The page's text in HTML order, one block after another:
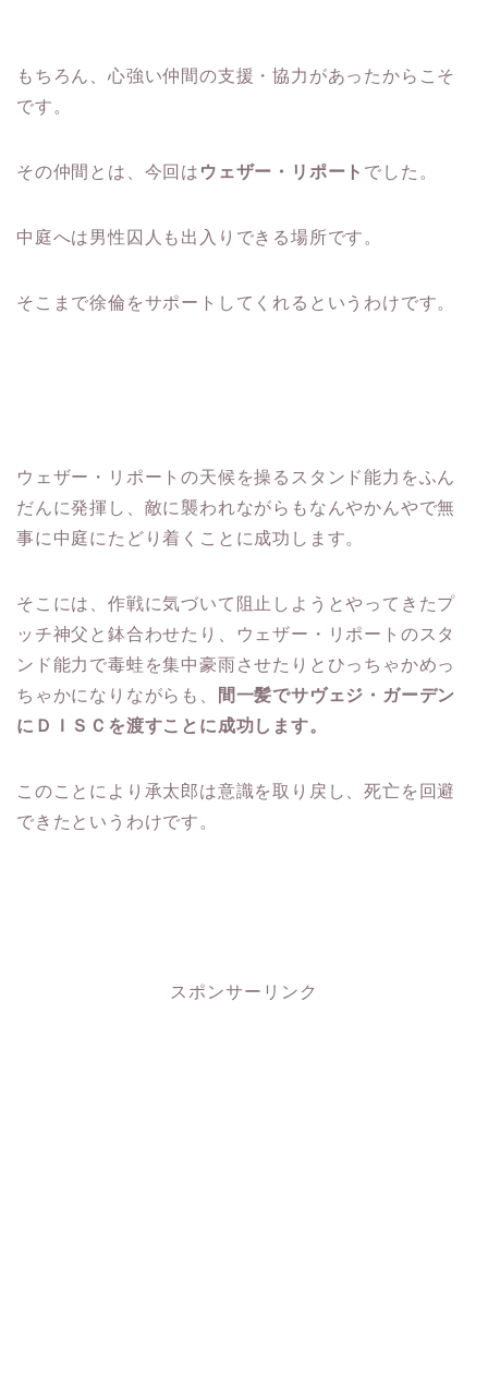
もちろん、心強い仲間の支援・協力があったからこそ
です。
その仲間とは、今回は ウェザー・リポート でした。
中庭へは男性囚人も出入りできる場所です。
そこまで徐倫をサポートしてくれるというわけです。
ウェザー・リポートの天候を操るスタンド能力をふん
だんに発揮し、敵に襲われながらもなんやかんやで無
事に中庭にたどり着くことに成功します。
そこには、作戦に気づいて阻止しようとやってきたプ
ッチ神父と鉢合わせたり、ウェザー・リポートのスタ
ンド能力で毒蛙を集中豪雨させたりとひっちゃかめっ
ちゃかになりながらも、
間一髪でサヴェジ・ガーデン
にＤＩＳＣを渡すことに成功します。
このことにより承太郎は意識を取り戻し、死亡を回避
できたというわけです。
スポンサーリンク